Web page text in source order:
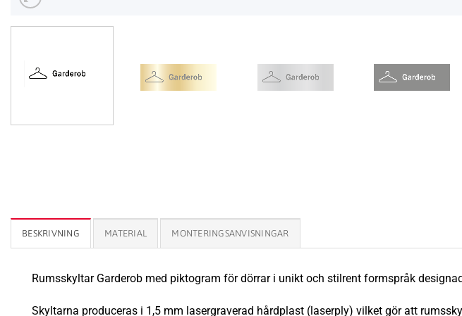
BESKRIVNING MATERIAL MONTERINGSANVISNINGAR
Rumsskyltar Garderob med piktogram för dörrar i unikt och stilrent formspråk
Skyltarna produceras i 1,5 mm lasergraverad hårdplast (laserply) vilket gör att